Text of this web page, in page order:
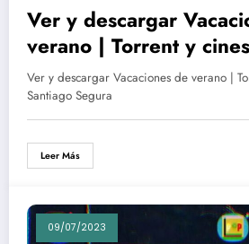
Ver y descargar
verano | Torrent y
Santiago Segura
Ver y descargar Vacaciones de verano |
Santiago Segura
Leer Más
09/07/2023